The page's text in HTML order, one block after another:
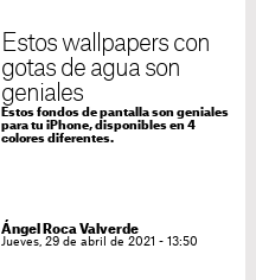
Estos wallpapers con
gotas de agua son
geniales
Estos fondos de pantalla son geniales
para tu iPhone, disponibles en 4
colores diferentes.
Ángel Roca Valverde
Jueves, 29 de abril de 2021 - 13:50